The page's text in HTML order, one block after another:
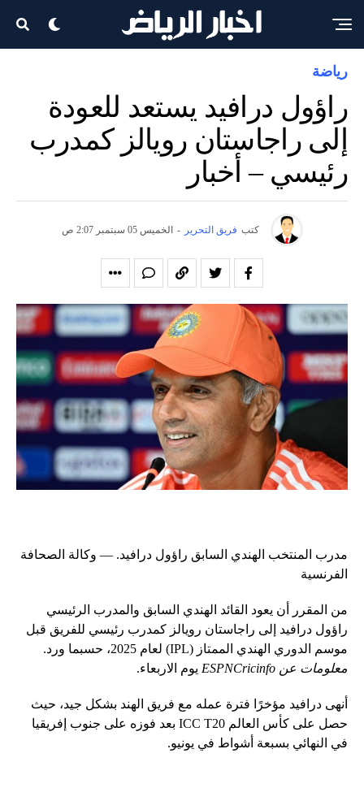
رياضة
راؤول درافيد يستعد للعودة
إلى راجاستان رويالز كمدرب
رئيسي – أخبار
كتب فريق التحرير - الخميس 05 سبتمبر 2:07 ص
مدرب المنتخب الهندي السابق راؤول درافيد. — وكالة الصحافة
الفرنسية
من المقرر أن يعود القائد الهندي السابق والمدرب الرئيسي
راؤول درافيد إلى راجاستان رويالز كمدرب رئيسي للفريق قبل
موسم الدوري الهندي الممتاز (IPL) لعام 2025، حسبما ورد.
معلومات عن ESPNCricinfo
يوم الاربعاء.
أنهى درافيد مؤخرًا فترة عمله مع فريق الهند بشكل جيد، حيث
حصل على كأس العالم ICC T20 بعد فوزه على جنوب إفريقيا
في النهائي بسبعة أشواط في يونيو.